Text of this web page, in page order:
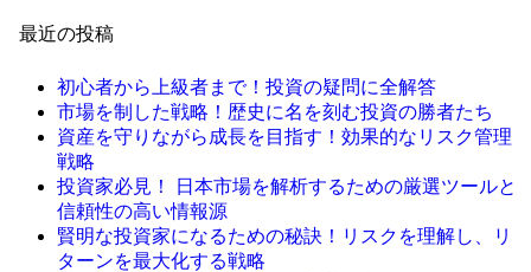
最近の投稿
初心者から上級者まで！投資の疑問に全解答
市場を制した戦略！歴史に名を刻む投資の勝者たち
資産を守りながら成長を目指す！効果的なリスク管理
戦略
投資家必見！ 日本市場を解析するための厳選ツールと
信頼性の高い情報源
賢明な投資家になるための秘訣！リスクを理解し、リ
ターンを最大化する戦略